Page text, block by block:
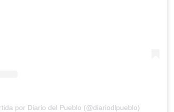
por Diario del Pueblo (@diariodlpueblo)